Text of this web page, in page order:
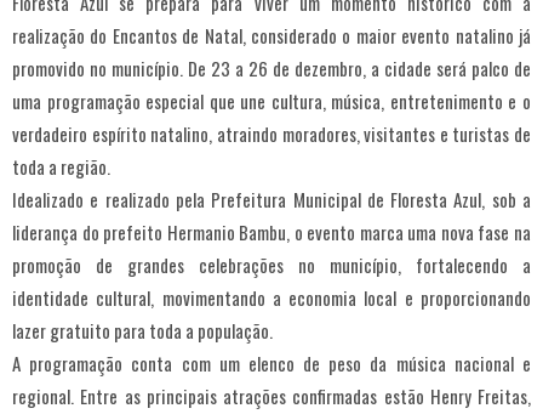
realização do Encantos de Natal, considerado o maior evento natalino já
promovido no município. De 23 a 26 de dezembro, a cidade será palco de
uma programação especial que une cultura, música, entretenimento e o
verdadeiro espírito natalino, atraindo moradores, visitantes e turistas de
toda a região.
Idealizado e realizado pela Prefeitura Municipal de Floresta Azul, sob a
liderança do prefeito Hermanio Bambu, o evento marca uma nova fase na
promoção de grandes celebrações no município, fortalecendo a
identidade cultural, movimentando a economia local e proporcionando
lazer gratuito para toda a população.
A programação conta com um elenco de peso da música nacional e
regional. Entre as principais atrações confirmadas estão Henry Freitas,